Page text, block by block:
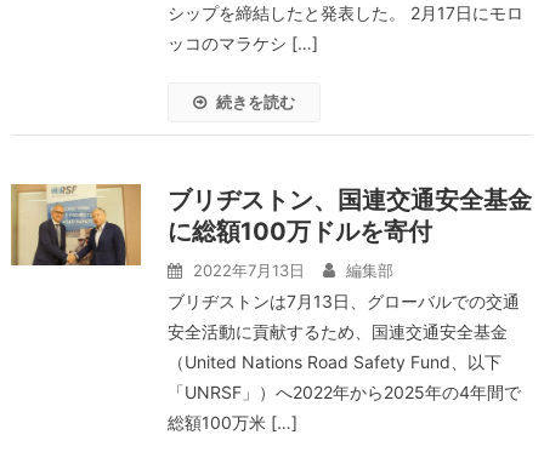
シップを締結したと発表した。 2月17日にモロ
ッコのマラケシ […]
続きを読む
ブリヂストン、国連交通安全基金
に総額100万ドルを寄付
2022年7月13日 編集部
ブリヂストンは7月13日、グローバルでの交通
安全活動に貢献するため、国連交通安全基金
（United Nations Road Safety Fund、以下
「UNRSF」）へ2022年から2025年の4年間で
総額100万米 […]